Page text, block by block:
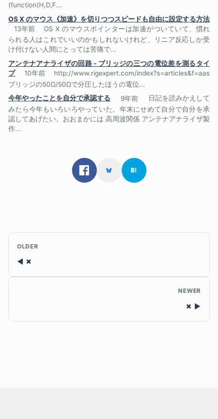
(function(H,D,F...
OS X のマウス《加速》を切りつつスピードも自由に設定する方法
13年前
OS X のマウスポインターは加速がついていて、慣れ
られる人はこれでいいのかもしれないけれど、リニア反応しか受
け付けない人間にとっては苦痛で...
アンテナアナライザの回路 - ブリッジの三つの電位差を測るタイ
プ
10年前
http://www.rigexpert.com/index?s=articles&f=aas
ブリッジの50Ω/50Ωで分圧したほうの電位...
今年やったことを自分で承認する
9年前
日記を読みかえして
みたら今年もいろいろやっていた。年末にせめて自分で自分を承
認してあげたい。おおまかには 高周波関係 アンテナアナライザ製
作...
OLDER
✖
NEWER
✖